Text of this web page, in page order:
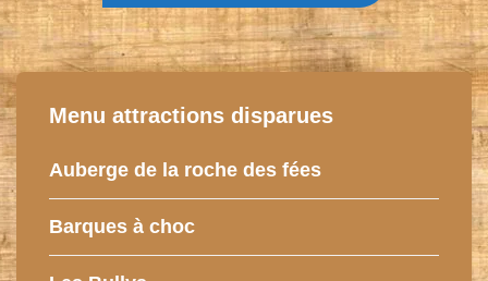
Menu attractions disparues
Auberge de la roche des fées
Barques à choc